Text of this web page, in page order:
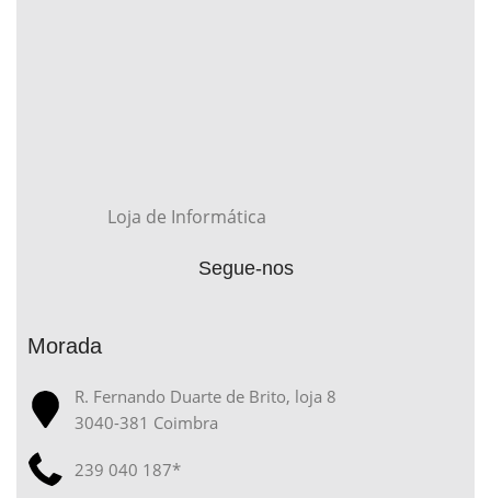
Loja de Informática
Segue-nos
Morada
R. Fernando Duarte de Brito, loja 8
3040-381 Coimbra
239 040 187*